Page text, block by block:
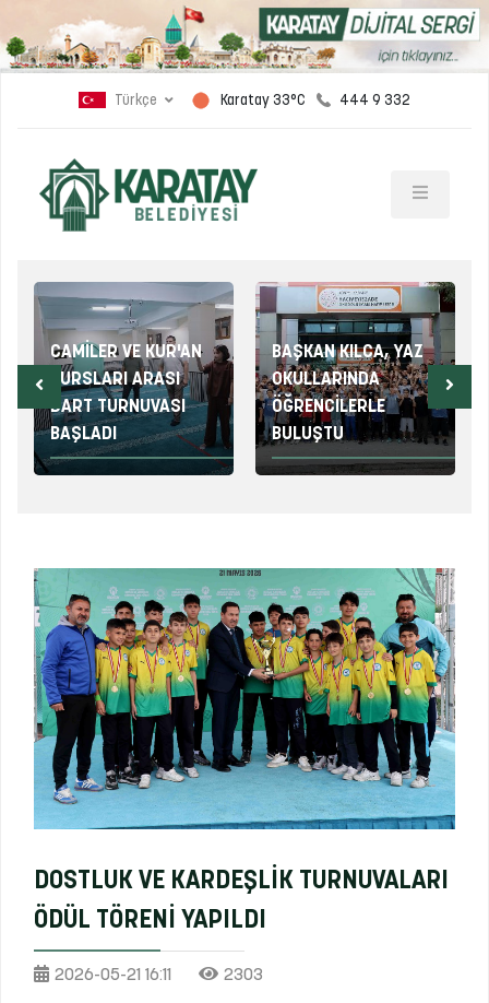
Türkçe Karatay 33°C 444 9 332
CAMİLER VE KUR'AN
KURSLARI ARASI
DART TURNUVASI
BAŞLADI
BAŞKAN KILCA, YAZ
OKULLARINDA
ÖĞRENCİLERLE
BULUŞTU
DOSTLUK VE KARDEŞLİK TURNUVALARI
ÖDÜL TÖRENİ YAPILDI
2026-05-21 16:11 2303